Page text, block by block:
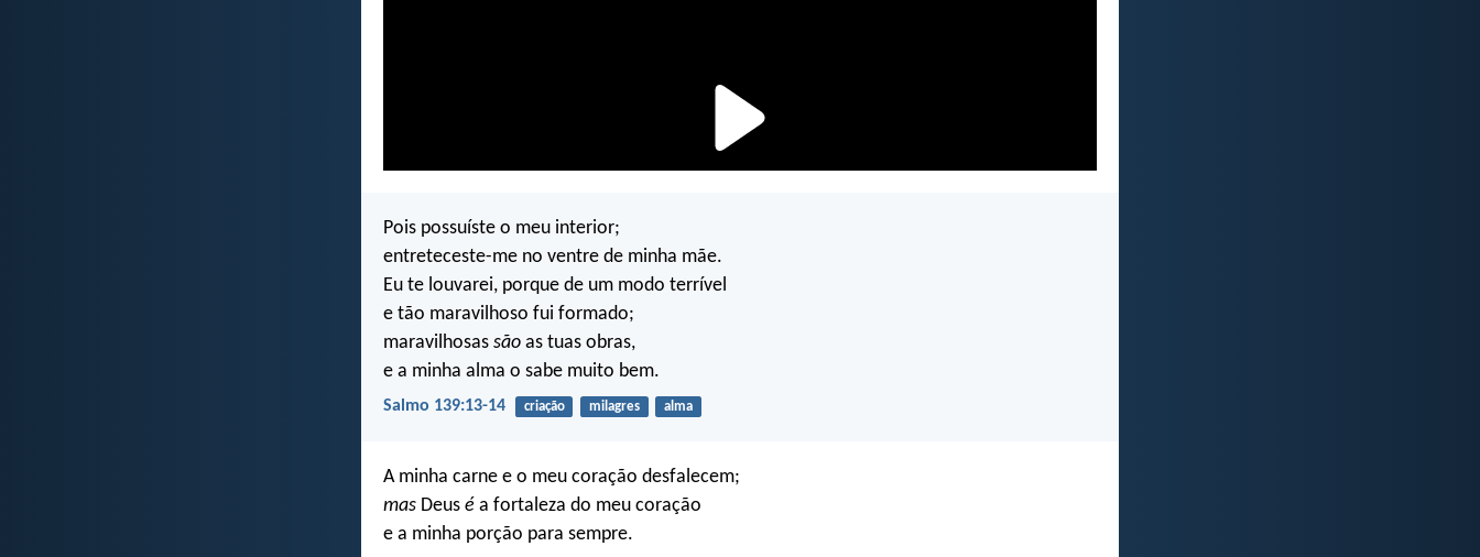
Pois possuíste o meu interior;
entreteceste-me no ventre de minha mãe.
Eu te louvarei, porque de um modo terrível
e tão maravilhoso fui formado;
maravilhosas são as tuas obras,
e a minha alma o sabe muito bem.
Salmo 139:13-14 criação milagres alma
A minha carne e o meu coração desfalecem;
mas Deus é a fortaleza do meu coração
e a minha porção para sempre.